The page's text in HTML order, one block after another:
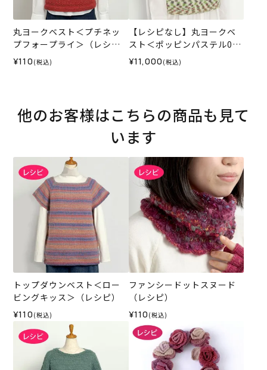
丸ヨークベスト＜プチネッ
プフォープライ＞（レシ
ピ）
¥110 (税込)
【レシピなし】丸ヨークベ
スト＜ポッピンパステル01I
V＞（編み物 材料セット）
¥11,000 (税込)
他のお客様はこちらの商品も見て
います
トップダウンベスト＜ロー
ビングキッス＞（レシピ）
¥110 (税込)
ファンシードットスヌード
（レシピ）
¥110 (税込)